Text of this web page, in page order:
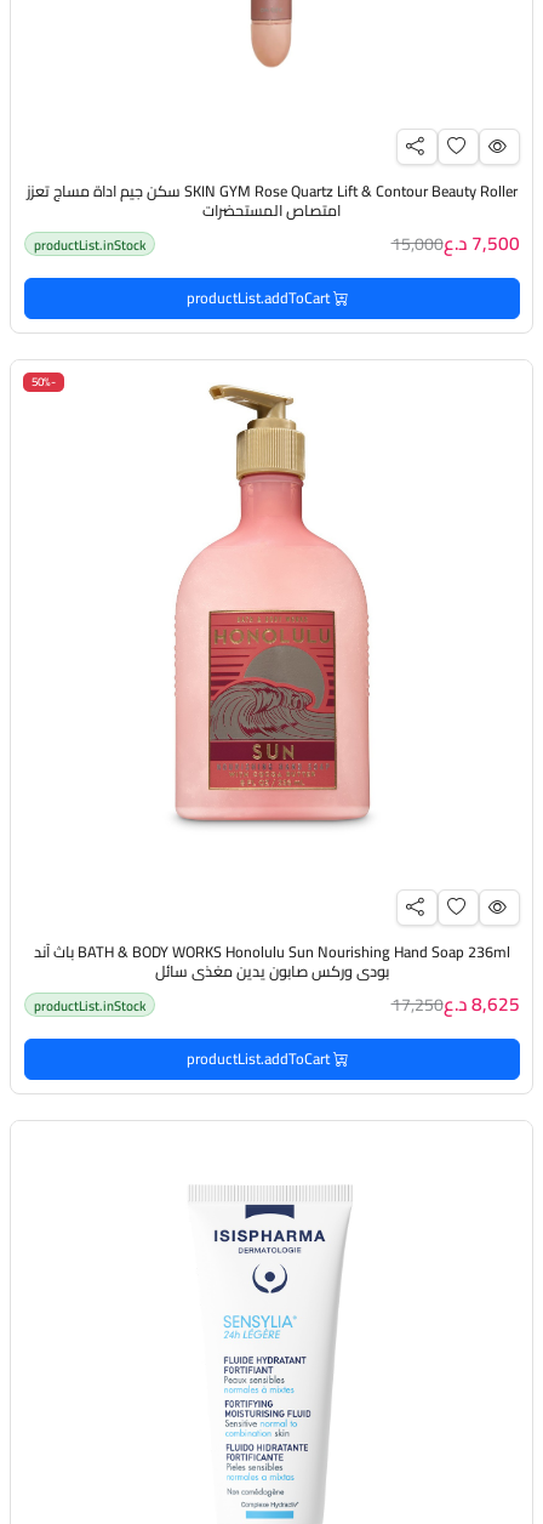
SKIN GYM Rose Quartz Lift & Contour Beauty Roller سكن جيم اداة مساج تعزز
امتصاص المستحضرات
7,500 د.ع 15,000
productList.inStock
productList.addToCart
-50%
BATH & BODY WORKS Honolulu Sun Nourishing Hand Soap 236ml باث آند
بودي وركس صابون يدين مغذي سائل
8,625 د.ع 17,250
productList.inStock
productList.addToCart